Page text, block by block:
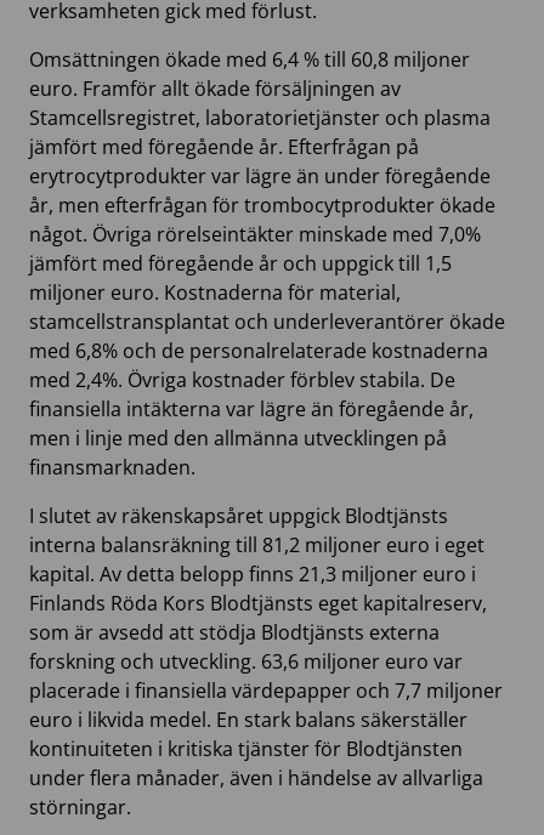
verksamheten gick med förlust.
Omsättningen ökade med 6,4 % till 60,8 miljoner
euro. Framför allt ökade försäljningen av
Stamcellsregistret, laboratorietjänster och plasma
jämfört med föregående år. Efterfrågan på
erytrocytprodukter var lägre än under föregående
år, men efterfrågan för trombocytprodukter ökade
något. Övriga rörelseintäkter minskade med 7,0%
jämfört med föregående år och uppgick till 1,5
miljoner euro. Kostnaderna för material,
stamcellstransplantat och underleverantörer ökade
med 6,8% och de personalrelaterade kostnaderna
med 2,4%. Övriga kostnader förblev stabila. De
finansiella intäkterna var lägre än föregående år,
men i linje med den allmänna utvecklingen på
finansmarknaden.
I slutet av räkenskapsåret uppgick Blodtjänsts
interna balansräkning till 81,2 miljoner euro i eget
kapital. Av detta belopp finns 21,3 miljoner euro i
Finlands Röda Kors Blodtjänsts eget kapitalreserv,
som är avsedd att stödja Blodtjänsts externa
forskning och utveckling. 63,6 miljoner euro var
placerade i finansiella värdepapper och 7,7 miljoner
euro i likvida medel. En stark balans säkerställer
kontinuiteten i kritiska tjänster för Blodtjänsten
under flera månader, även i händelse av allvarliga
störningar.